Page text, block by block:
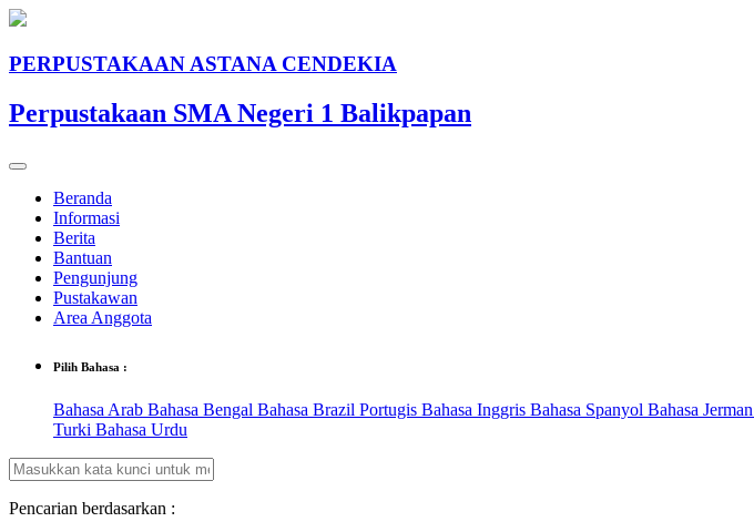
PERPUSTAKAAN ASTANA CENDEKIA
Perpustakaan SMA Negeri 1 Balikpapan
Beranda
Informasi
Berita
Bantuan
Pengunjung
Pustakawan
Area Anggota
Pilih Bahasa :
Bahasa Arab Bahasa Bengal Bahasa Brazil Portugis Bahasa Inggris Bahasa Spanyol Bahasa Jerman
Turki Bahasa Urdu
Pencarian berdasarkan :